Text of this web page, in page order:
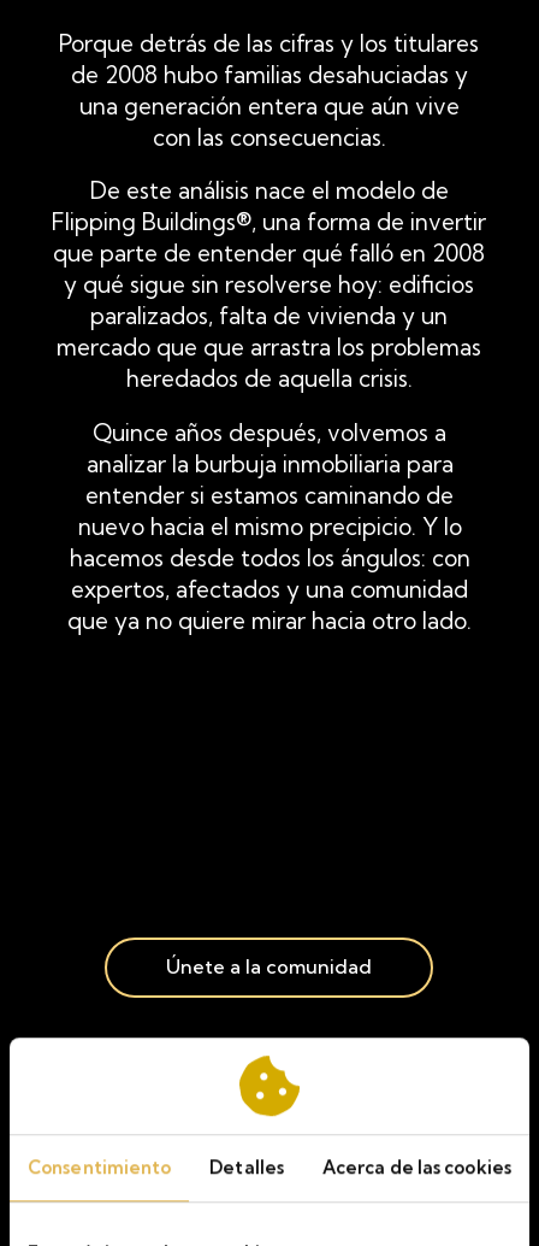
Consentimiento Detalles Acerca de las cookies
Porque detrás de las cifras y los titulares
de 2008 hubo familias desahuciadas y
una generación entera que aún vive
con las consecuencias.
Quince años después, volvemos a
analizar la burbuja inmobiliaria para
entender si estamos caminando de
nuevo hacia el mismo precipicio. Y lo
hacemos desde todos los ángulos: con
expertos, afectados y una comunidad
que ya no quiere mirar hacia otro lado.
De este análisis nace el modelo de
Flipping Buildings®, una forma de invertir
que parte de entender qué falló en 2008
y qué sigue sin resolverse hoy: edificios
paralizados, falta de vivienda y un
mercado que que arrastra los problemas
heredados de aquella crisis.
Únete a la comunidad
Expertosanalizan el
futuro del mercado
inmobiliario